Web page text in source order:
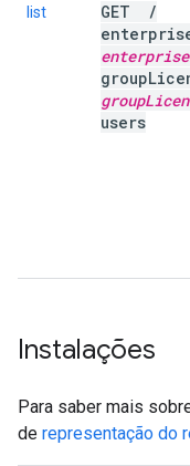
list GET
/
enterprise
group
group
users
Instalações
Para saber mais
de representação do